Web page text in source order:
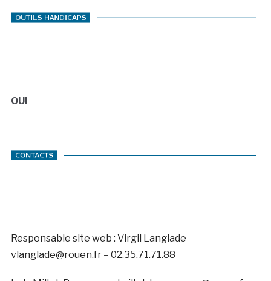
OUI
Responsable site web : Virgil Langlade
vlanglade@rouen.fr – 02.35.71.71.88